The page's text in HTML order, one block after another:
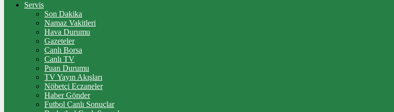
Servis
Son Dakika
Namaz Vakitleri
Hava Durumu
Gazeteler
Canlı Borsa
Canlı TV
Puan Durumu
TV Yayın Akışları
Nöbetçi Eczaneler
Haber Gönder
Futbol Canlı Sonuçlar